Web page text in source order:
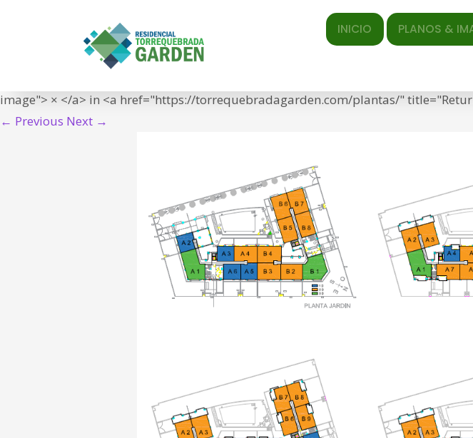
INICIO PLANOS & IMAGENES
plantas
<span class="meta-prep meta-prep-entry-date">Published </span> <span
25T19:42:12+01:00">25/10/2024</time></span> at <a href="https://
image"> × </a> in <a href="https://torrequebradagarden.com/plantas/"
← Previous Next →